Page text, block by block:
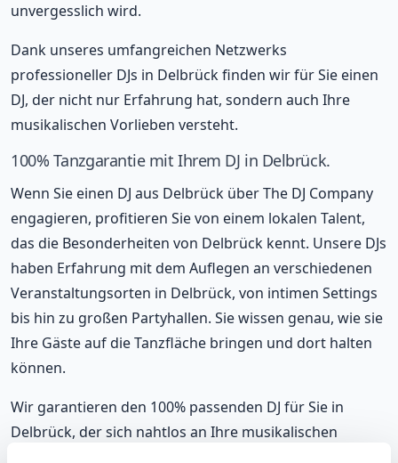
unvergesslich wird.
Dank unseres umfangreichen Netzwerks
professioneller DJs in Delbrück finden wir für Sie einen
DJ, der nicht nur Erfahrung hat, sondern auch Ihre
musikalischen Vorlieben versteht.
100% Tanzgarantie mit Ihrem DJ in Delbrück.
Wenn Sie einen DJ aus Delbrück über The DJ Company
engagieren, profitieren Sie von einem lokalen Talent,
das die Besonderheiten von Delbrück kennt. Unsere DJs
haben Erfahrung mit dem Auflegen an verschiedenen
Veranstaltungsorten in Delbrück, von intimen Settings
bis hin zu großen Partyhallen. Sie wissen genau, wie sie
Ihre Gäste auf die Tanzfläche bringen und dort halten
können.
Wir garantieren den 100% passenden DJ für Sie in
Delbrück, der sich nahtlos an Ihre musikalischen